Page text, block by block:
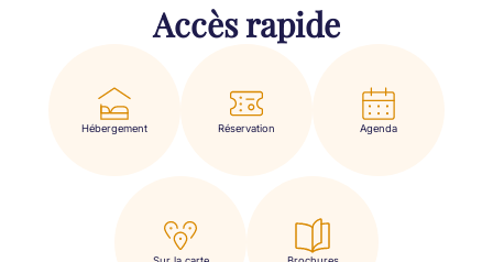
Accès rapide
Hébergement Réservation Agenda